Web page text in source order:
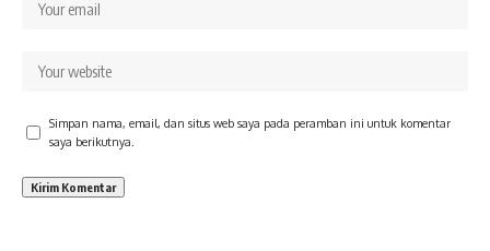
Simpan nama, email, dan situs web saya pada peramban ini untuk komentar
saya berikutnya.